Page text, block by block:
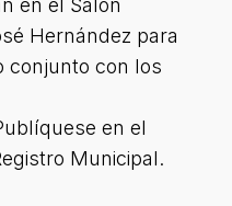
en el Salón
Hernández para
conjunto con los
en el
Municipal.